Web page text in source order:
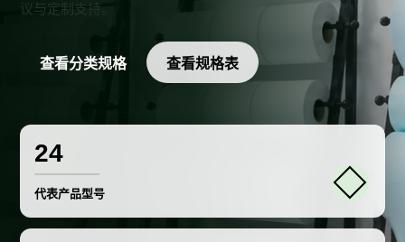
议与定制支持。
查看分类规格 查看规格表
24
代表产品型号